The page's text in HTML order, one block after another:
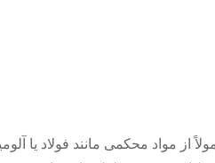
از مواد محکمی مانند فولاد یا